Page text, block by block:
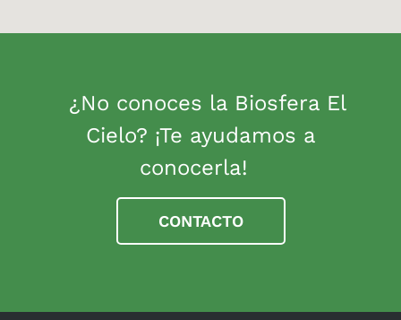
¿No conoces la Biosfera El
Cielo? ¡Te ayudamos a
conocerla!
CONTACTO